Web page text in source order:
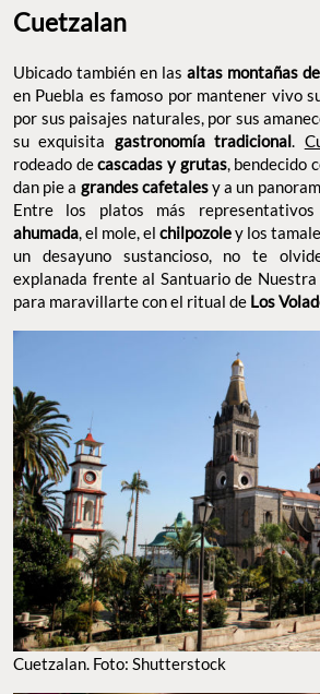
Cuetzalan
Ubicado también en las altas montañas
en Puebla es famoso por mantener vivo
por sus paisajes naturales, por sus
su exquisita gastronomía tradicional
rodeado decascadas y grutas, bendecido
dan pie a grandes cafetalesy a un
Entre los platos más
ahumada , el mole, el chilpozoley los
un desayuno sustancioso, no te
explanada frente al Santuario de Nuestra
para maravillarte con el ritual de Los
Cuetzalan. Foto: Shutterstock